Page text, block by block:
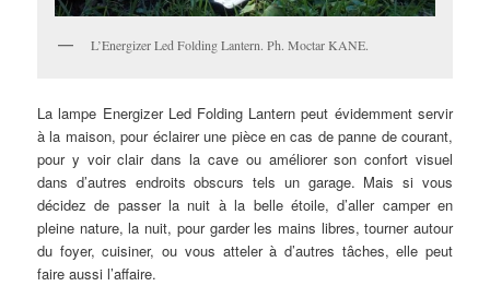
L’Energizer Led Folding Lantern. Ph. Moctar KANE.
La lampe Energizer Led Folding Lantern peut évidemment servir
à la maison, pour éclairer une pièce en cas de panne de courant,
pour y voir clair dans la cave ou améliorer son confort visuel
dans d’autres endroits obscurs tels un garage. Mais si vous
décidez de passer la nuit à la belle étoile, d’aller camper en
pleine nature, la nuit, pour garder les mains libres, tourner autour
du foyer, cuisiner, ou vous atteler à d’autres tâches, elle peut
faire aussi l’affaire.